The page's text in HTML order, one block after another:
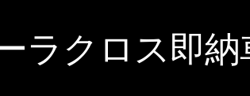
ラクロス即